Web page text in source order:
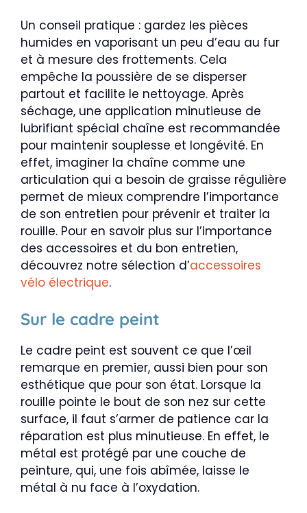
Un conseil pratique : gardez les pièces
humides en vaporisant un peu d’eau au fur
et à mesure des frottements. Cela
empêche la poussière de se disperser
partout et facilite le nettoyage. Après
séchage, une application minutieuse de
lubrifiant spécial chaîne est recommandée
pour maintenir souplesse et longévité. En
effet, imaginer la chaîne comme une
articulation qui a besoin de graisse régulière
permet de mieux comprendre l’importance
de son entretien pour prévenir et traiter la
rouille. Pour en savoir plus sur l’importance
des accessoires et du bon entretien,
découvrez notre sélection d’accessoires
vélo électrique.
Sur le cadre peint
Le cadre peint est souvent ce que l’œil
remarque en premier, aussi bien pour son
esthétique que pour son état. Lorsque la
rouille pointe le bout de son nez sur cette
surface, il faut s’armer de patience car la
réparation est plus minutieuse. En effet, le
métal est protégé par une couche de
peinture, qui, une fois abîmée, laisse le
métal à nu face à l’oxydation.